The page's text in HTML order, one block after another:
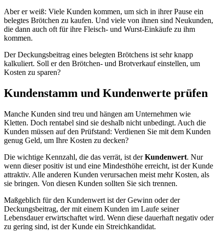
Aber er weiß: Viele Kunden kommen, um sich in ihrer Pause ein
belegtes Brötchen zu kaufen. Und viele von ihnen sind Neukunden,
die dann auch oft für ihre Fleisch- und Wurst-Einkäufe zu ihm
kommen.
Der Deckungsbeitrag eines belegten Brötchens ist sehr knapp
kalkuliert. Soll er den Brötchen- und Brotverkauf einstellen, um
Kosten zu sparen?
Kundenstamm und Kundenwerte prüfen
Manche Kunden sind treu und hängen am Unternehmen wie
Kletten. Doch rentabel sind sie deshalb nicht unbedingt. Auch die
Kunden müssen auf den Prüfstand: Verdienen Sie mit dem Kunden
genug Geld, um Ihre Kosten zu decken?
Die wichtige Kennzahl, die das verrät, ist derKundenwert. Nur
wenn dieser positiv ist und eine Mindesthöhe erreicht, ist der Kunde
attraktiv. Alle anderen Kunden verursachen meist mehr Kosten, als
sie bringen. Von diesen Kunden sollten Sie sich trennen.
Maßgeblich für den Kundenwert ist der Gewinn oder der
Deckungsbeitrag, der mit einem Kunden im Laufe seiner
Lebensdauer erwirtschaftet wird. Wenn diese dauerhaft negativ oder
zu gering sind, ist der Kunde ein Streichkandidat.